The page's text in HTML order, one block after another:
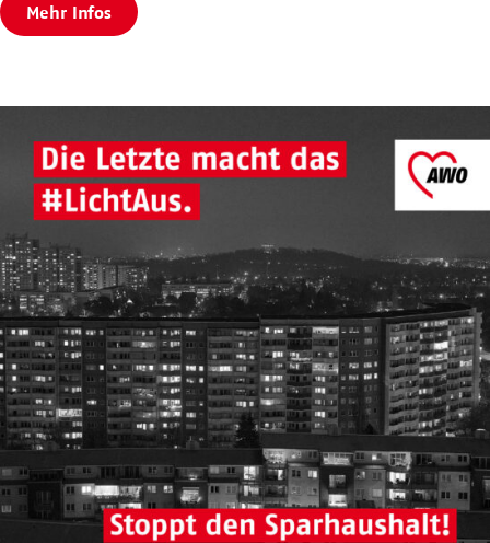
Mehr Infos